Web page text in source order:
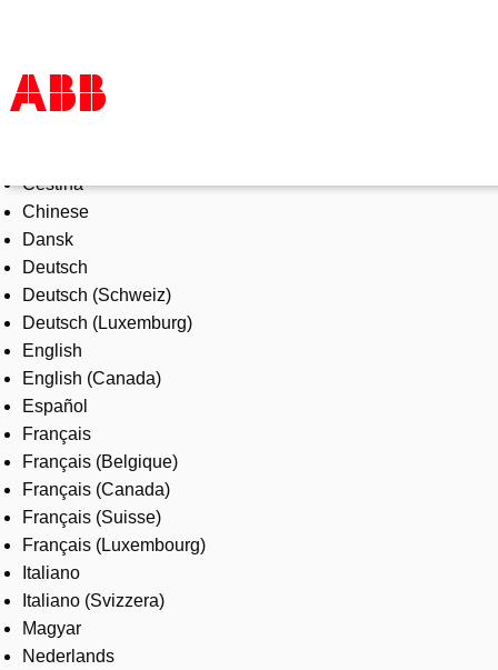
Products & Solutions
Industries
Services
About us
Where to buy
Contact us
Careers
Čeština
Chinese
Dansk
Deutsch
Deutsch (Schweiz)
Deutsch (Luxemburg)
English
English (Canada)
Español
Français
Français (Belgique)
Français (Canada)
Français (Suisse)
Français (Luxembourg)
Italiano
Italiano (Svizzera)
Magyar
Nederlands